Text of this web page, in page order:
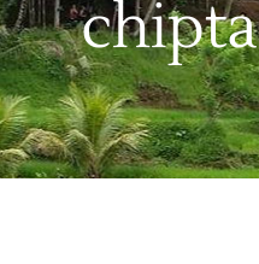
chipta